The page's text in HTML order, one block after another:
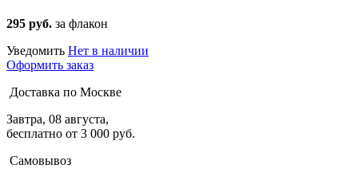
295 руб. за флакон
Уведомить Нет в наличии
Оформить заказ
Доставка по Москве
Завтра, 08 августа,
бесплатно от 3 000 руб.
Самовывоз